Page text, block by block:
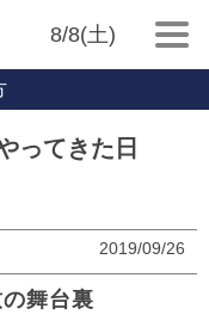
8/8(土)
ってきた日
2019/09/26
舞台裏